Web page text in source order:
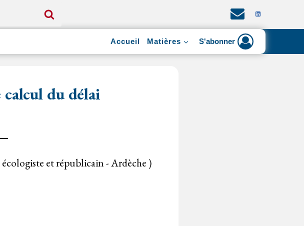
Accueil Matières S'abonner
du délai
écologiste et républicain - Ardèche )